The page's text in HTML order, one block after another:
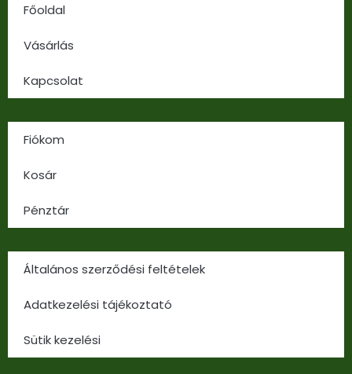
Főoldal
Vásárlás
Kapcsolat
Fiókom
Kosár
Pénztár
Általános szerződési feltételek
Adatkezelési tájékoztató
Sütik kezelési